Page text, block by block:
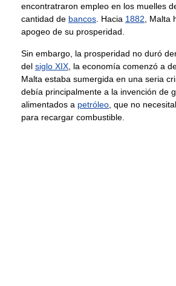
encontratraron empleo en los muelles
cantidad de bancos . Hacia 1882 ,
apogeo de su prosperidad.
Sin embargo, la prosperidad no duró
del siglo XIX , la economía comenzó a
Malta estaba sumergida en una seria
debía principalmente a la invención de
alimentados a petróleo , que no
para recargar combustible.